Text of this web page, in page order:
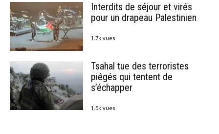
Interdits de séjour et virés
pour un drapeau Palestinien
1.7k vues
Tsahal tue des terroristes
piégés qui tentent de
s’échapper
1.5k vues